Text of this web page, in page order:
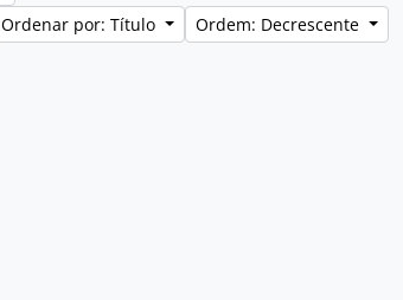
Ordenar por: Título
Ordem: Decrescente